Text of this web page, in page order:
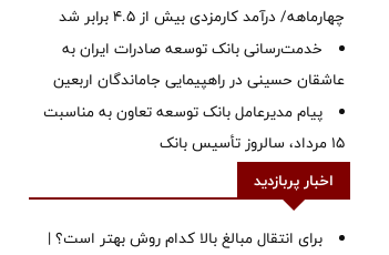
چهارماهه/ درآمد کارمزدی بیش از ۴.۵ برابر شد
خدمت‌رسانی بانک توسعه صادرات ایران به
عاشقان حسینی در راهپیمایی جاماندگان اربعین
پیام مدیرعامل بانک توسعه تعاون به مناسبت
15 مرداد، سالروز تأسیس بانک
اخبار پربازدید
برای انتقال مبالغ بالا کدام روش بهتر است؟ |